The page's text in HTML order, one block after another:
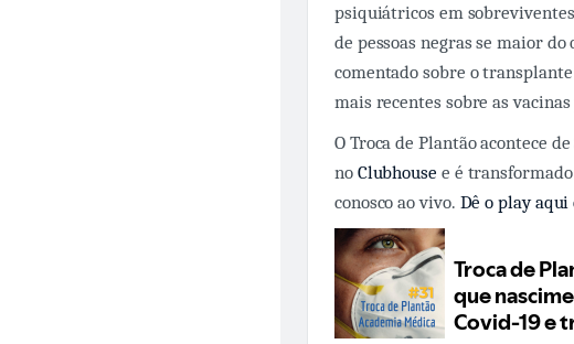
psiquiátricos em
de pessoas negras se maior
comentado sobre o
mais recentes sobre as
O Troca de Plantão acontece
no Clubhouse e é
conosco ao vivo. Dê o play aqui